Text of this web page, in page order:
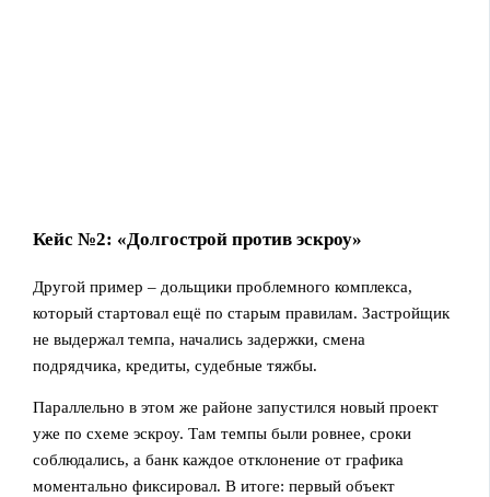
Кейс №2: «Долгострой против эскроу»
Другой пример – дольщики проблемного комплекса,
который стартовал ещё по старым правилам. Застройщик
не выдержал темпа, начались задержки, смена
подрядчика, кредиты, судебные тяжбы.
Параллельно в этом же районе запустился новый проект
уже по схеме эскроу. Там темпы были ровнее, сроки
соблюдались, а банк каждое отклонение от графика
моментально фиксировал. В итоге: первый объект